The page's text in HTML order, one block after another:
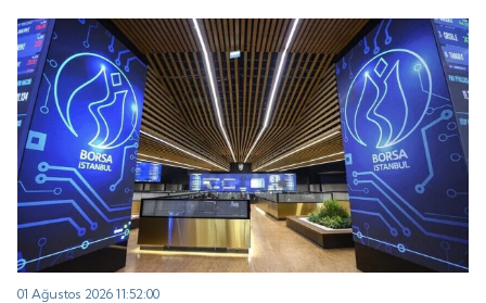
görmeye başlayacak.
koduyla Borsa İstanbul'da işlem görmeye başlayacak.
01 Ağustos 2026 11:52:00